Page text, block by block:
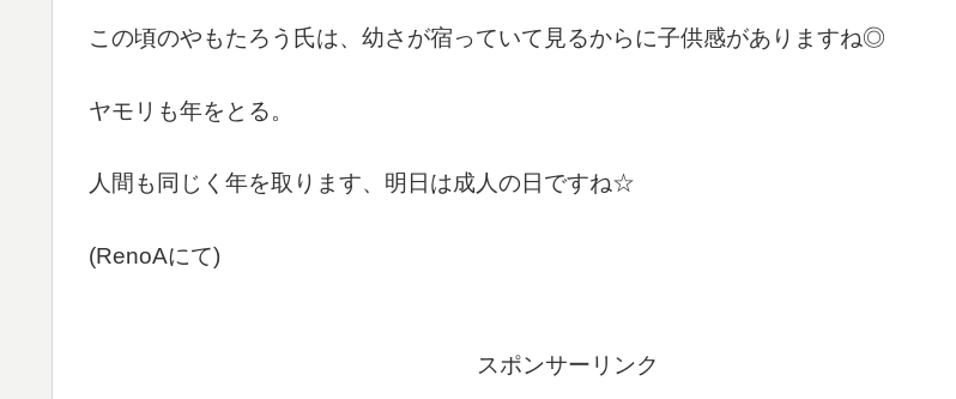
この頃のやもたろう氏は、幼さが宿っていて見るからに子供感がありますね◎
ヤモリも年をとる。
人間も同じく年を取ります、明日は成人の日ですね☆
(RenoAにて)
スポンサーリンク